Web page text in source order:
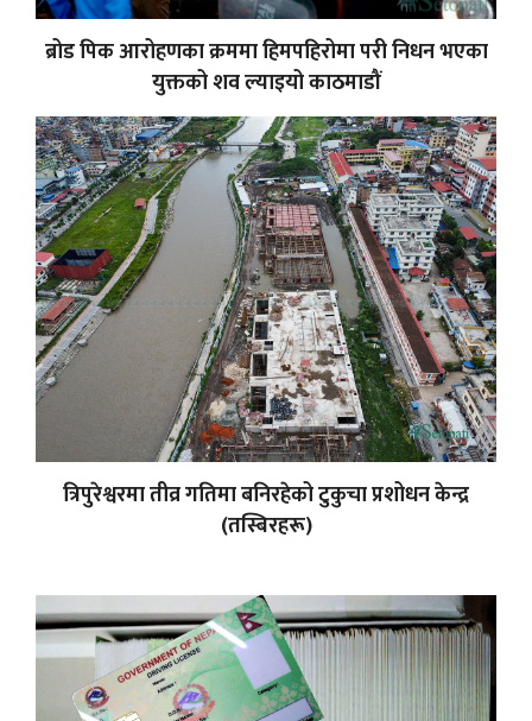
ब्रोड पिक आरोहणका क्रममा हिमपहिरोमा परी निधन भएका
युक्तको शव ल्याइयो काठमाडौं
त्रिपुरेश्वरमा तीव्र गतिमा बनिरहेको टुकुचा प्रशोधन केन्द्र
(तस्बिरहरू)